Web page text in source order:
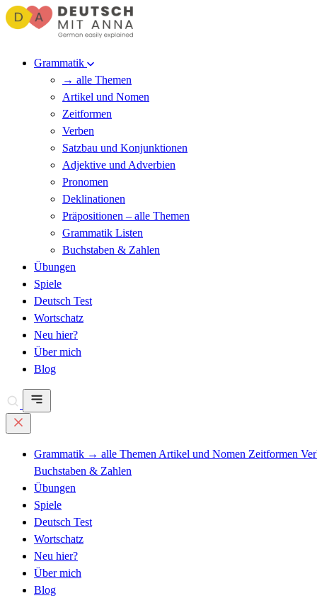
Grammatik
→ alle Themen
Artikel und Nomen
Zeitformen
Verben
Satzbau und Konjunktionen
Adjektive und Adverbien
Pronomen
Deklinationen
Präpositionen – alle Themen
Grammatik Listen
Buchstaben & Zahlen
Übungen
Spiele
Deutsch Test
Wortschatz
Neu hier?
Über mich
Blog
Grammatik → alle Themen Artikel und Nomen Zeitformen
Buchstaben & Zahlen
Übungen
Spiele
Deutsch Test
Wortschatz
Neu hier?
Über mich
Blog